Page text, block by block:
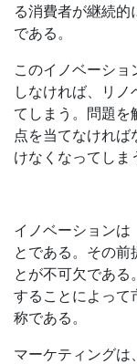
る消費者が継続的
である。
このイノベーシ
しなければ、リ
てしまう。問題を
点を当てなければ
けなくなってしま
イノベーションは
とである。その前
とが不可欠であ
することによって
称である。
マーケティングは